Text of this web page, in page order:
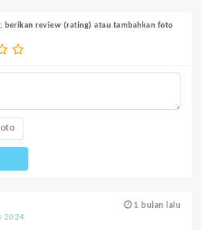
berikan review (rating) atau tambahkan foto
1 bulan lalu
2024